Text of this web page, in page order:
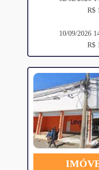
R$
10/09/2026
R$